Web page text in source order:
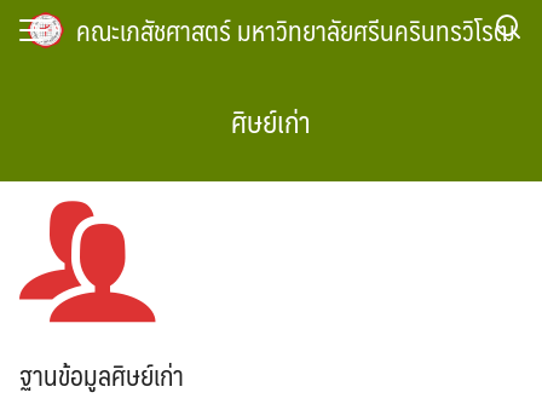
Skip
คณะเภสัชศาสตร์ มหาวิทยาลัยศรีนครินทรวิโรฒ
ศิษย์เก่า
ฐานข้อมูลศิษย์เก่า